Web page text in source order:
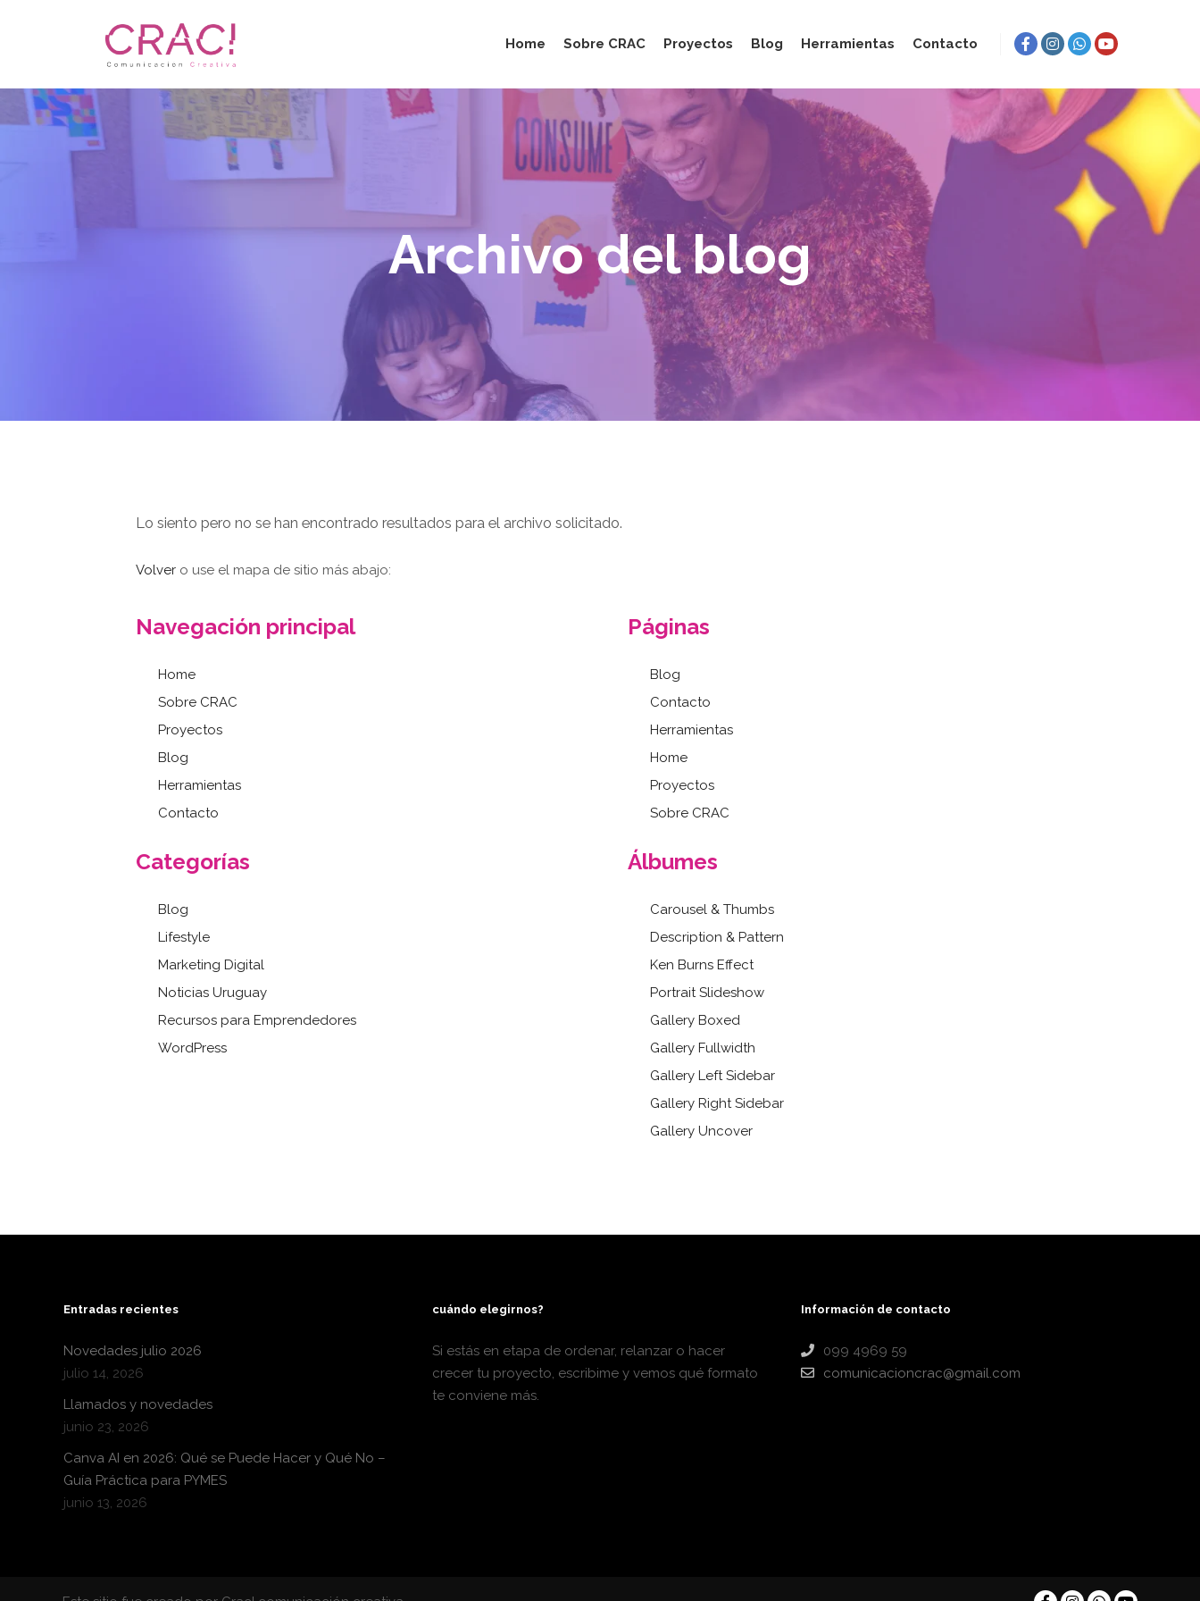
Home Sobre CRAC Proyectos Blog Herramientas Contacto
Archivo del blog
Lo siento pero no se han encontrado resultados para el archivo solicitado.
Volver o use el mapa de sitio más abajo:
Navegación principal
Home
Sobre CRAC
Proyectos
Blog
Herramientas
Contacto
Categorías
Blog
Lifestyle
Marketing Digital
Noticias Uruguay
Recursos para Emprendedores
WordPress
Páginas
Blog
Contacto
Herramientas
Home
Proyectos
Sobre CRAC
Álbumes
Carousel & Thumbs
Description & Pattern
Ken Burns Effect
Portrait Slideshow
Gallery Boxed
Gallery Fullwidth
Gallery Left Sidebar
Gallery Right Sidebar
Gallery Uncover
Entradas recientes
Novedades julio 2026
julio 14, 2026
Llamados y novedades
junio 23, 2026
Canva AI en 2026: Qué se Puede Hacer y Qué No –
Guía Práctica para PYMES
junio 13, 2026
cuándo elegirnos?
Si estás en etapa de ordenar, relanzar o hacer
crecer tu proyecto, escribime y vemos qué formato
te conviene más.
Información de contacto
099 4969 59
comunicacioncrac@gmail.com